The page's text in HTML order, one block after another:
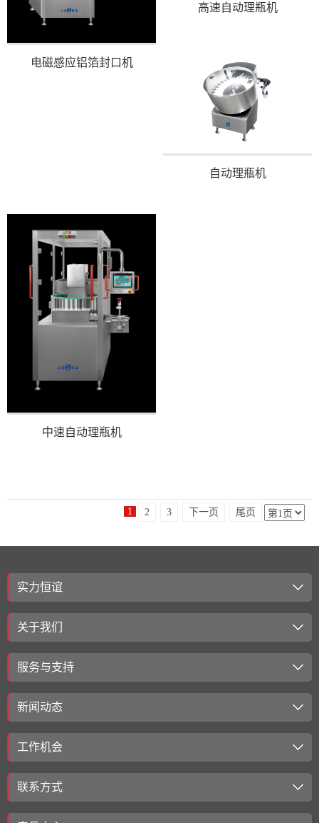
电磁感应铝箔封口机
高速自动理瓶机
自动理瓶机
中速自动理瓶机
1 2 3 下一页 尾页
实力恒谊
关于我们
服务与支持
新闻动态
工作机会
联系方式